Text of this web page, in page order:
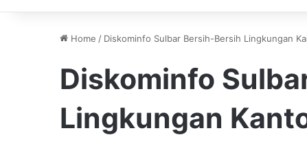
Home / Diskominfo Sulbar Bersih-Bersih Lingkungan
Diskominfo
Lingkungan